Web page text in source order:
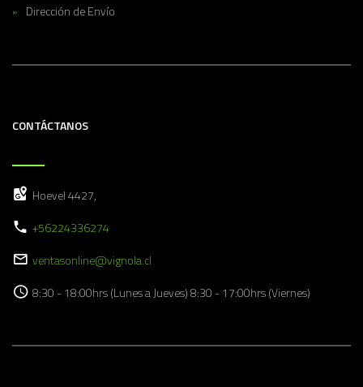
Dirección de Envío
CONTÁCTANOS
Hoevel 4427,
+56224336274
ventasonline@vignola.cl
8:30 - 18:00hrs (Lunes a Jueves) 8:30 - 17:00hrs (Viernes)